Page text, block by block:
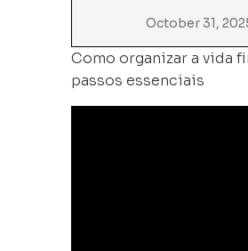
October 31,
Como organizar a vida
passos essenciais